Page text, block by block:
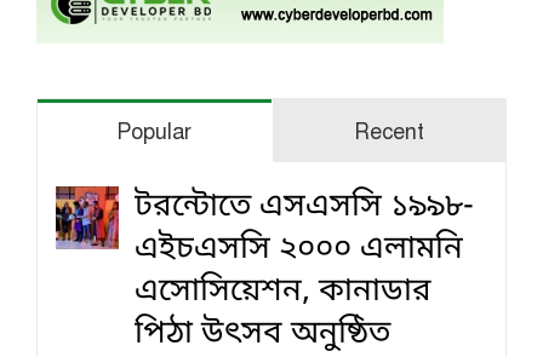
Popular Recent
টরন্টোতে এসএসসি ১৯৯৮-
এইচএসসি ২০০০ এলামনি
এসোসিয়েশন, কানাডার
পিঠা উৎসব অনুষ্ঠিত